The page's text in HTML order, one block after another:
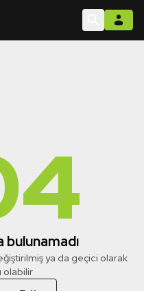
bulunamadı
ya da geçici olarak
olabilir